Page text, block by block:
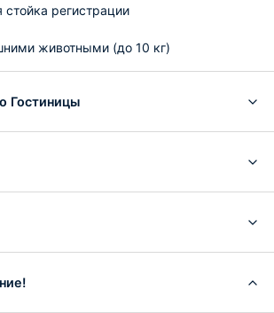
стойка регистрации
животными (до 10 кг)
Гостиницы